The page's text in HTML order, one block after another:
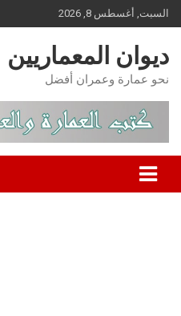
Skip
to
content
السبت, أغسطس 8, 2026
ديوان المعماريين
نحو عمارة وعمران أفضل